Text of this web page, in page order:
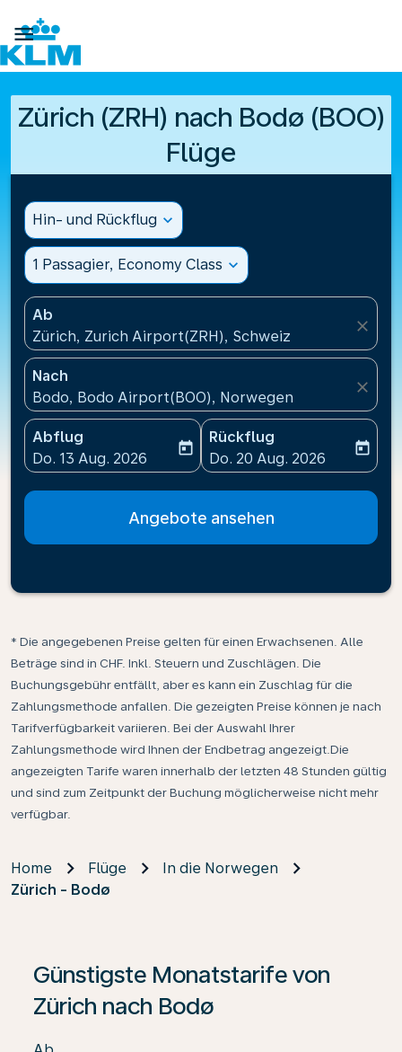

Zürich (ZRH) nach Bodø (BOO)
Flüge
Hin- und Rückflug expand_more
1 Passagier, Economy Class expand_more
Ab
Zürich, Zurich Airport(ZRH), Schweiz
close
Nach
Bodo, Bodo Airport(BOO), Norwegen
close
Abflug
fc-booking-departure-date-aria-label
Do. 13 Aug. 2026
today
Rückflug
fc-booking-return-date-
Do. 20 Aug. 2026
today
Angebote ansehen
* Die angegebenen Preise gelten für einen Erwachsenen. Alle
Beträge sind in CHF. Inkl. Steuern und Zuschlägen. Die
Buchungsgebühr entfällt, aber es kann ein Zuschlag für die
Zahlungsmethode anfallen. Die gezeigten Preise können je nach
Tarifverfügbarkeit variieren. Bei der Auswahl Ihrer
Zahlungsmethode wird Ihnen der Endbetrag angezeigt.Die
angezeigten Tarife waren innerhalb der letzten 48 Stunden gültig
und sind zum Zeitpunkt der Buchung möglicherweise nicht mehr
verfügbar.
Home Flüge
In die Norwegen
Zürich - Bodø
Günstigste Monatstarife von
Zürich nach Bodø
Wenn keine Ergebnisse gefunden wurden, klicken